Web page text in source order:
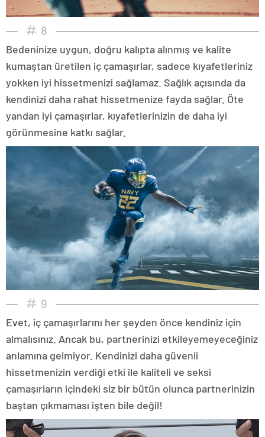
8
Bedeninize uygun, doğru kalıpta alınmış ve kalite
kumaştan üretilen iç çamaşırlar, sadece kıyafetleriniz
yokken iyi hissetmenizi sağlamaz. Sağlık açısında da
kendinizi daha rahat hissetmenize fayda sağlar. Öte
yandan iyi çamaşırlar, kıyafetlerinizin de daha iyi
görünmesine katkı sağlar.
9
Evet, iç çamaşırlarını her şeyden önce kendiniz için
almalısınız. Ancak bu, partnerinizi etkileyemeyeceğiniz
anlamına gelmiyor. Kendinizi daha güvenli
hissetmenizin verdiği etki ile kaliteli ve seksi
çamaşırların içindeki siz bir bütün olunca partnerinizin
baştan çıkmaması işten bile değil!